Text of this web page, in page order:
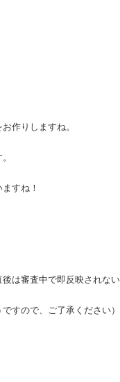
作りしますね。
すね！
は審査中で即反映されな
すので、ご了承ください）